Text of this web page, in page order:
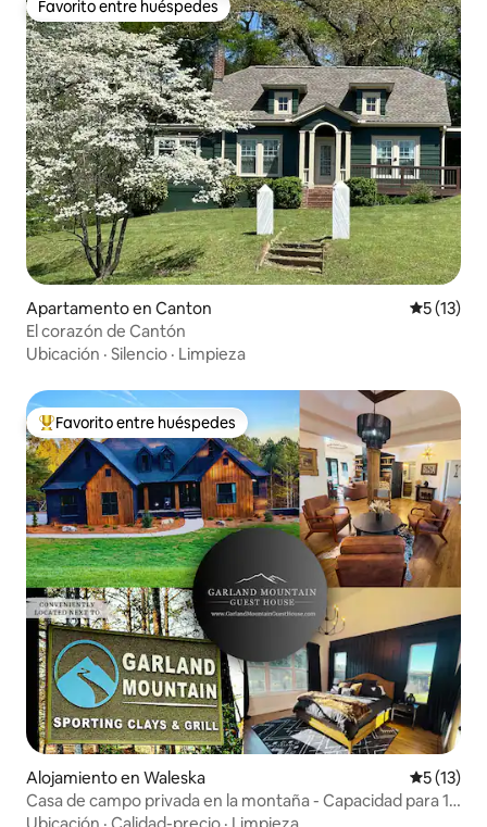
Favorito entre huéspedes
Favorito entre huéspedes
Apartamento en Canton
5 (13)
El corazón de Cantón
Ubicación · Silencio · Limpieza
Favorito entre huéspedes preferido
Favorito entre huéspedes
Alojamiento en Waleska
5 (13)
Casa de campo privada en la montaña - Capacidad para 14
personas - Se admiten mascotas